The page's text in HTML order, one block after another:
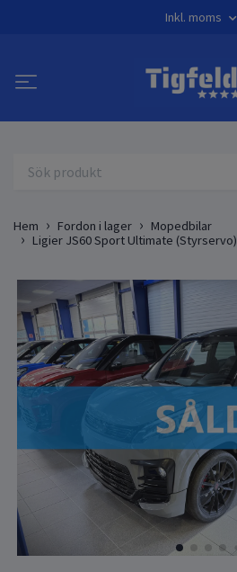
Inkl. moms
Hem Fordon i lager
Mopedbilar
Ligier JS60 Sport Ultimate (Styrservo)